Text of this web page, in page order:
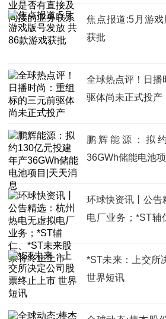
焦点报道:5月游
获批
全球热点评！日播
驱体尚未正式投产
鹏辉能源：拟
36GWh储能电池
环球快资讯丨公告
电厂业务；*ST辅
*ST未来：上交所
世界短讯